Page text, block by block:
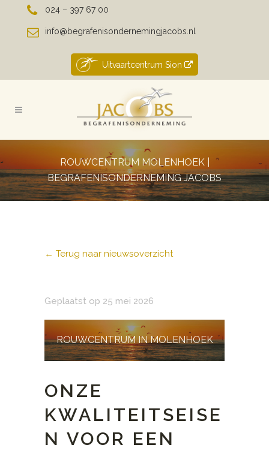
024 – 397 67 00
info@begrafenisondernemingjacobs.nl
Uitvaartcentrum Sion
ROUWCENTRUM MOLENHOEK |
BEGRAFENISONDERNEMING JACOBS
← Terug naar nieuwsoverzicht
Geplaatst op 25 mei 2026
ROUWCENTRUM IN MOLENHOEK
ONZE
KWALITEITSEISE
N VOOR EEN